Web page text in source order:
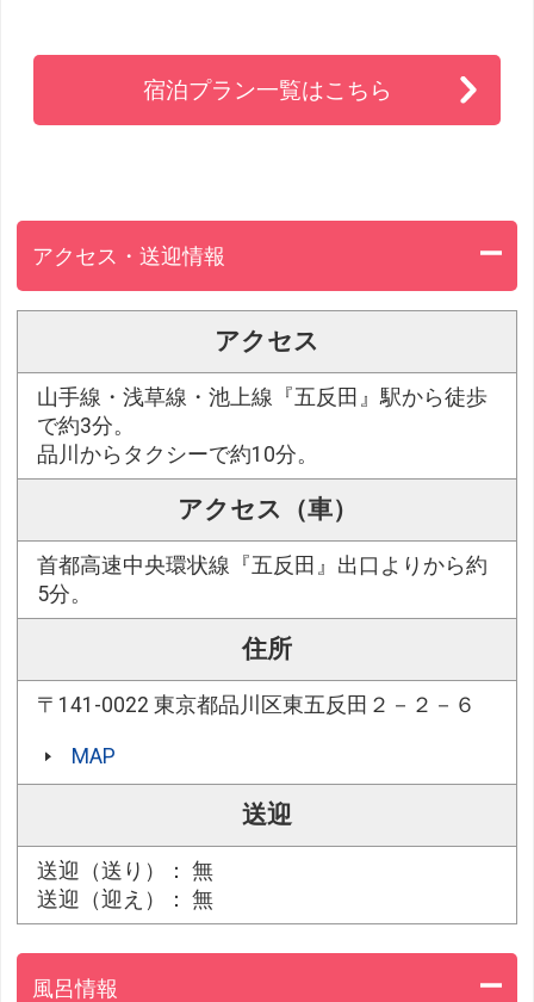
宿泊プラン一覧はこちら
アクセス・送迎情報
アクセス
山手線・浅草線・池上線『五反田』駅から徒歩
で約3分。
品川からタクシーで約10分。
アクセス（車）
首都高速中央環状線『五反田』出口よりから約
5分。
住所
〒141-0022 東京都品川区東五反田２－２－６
MAP
送迎
送迎（送り）： 無
送迎（迎え）： 無
風呂情報